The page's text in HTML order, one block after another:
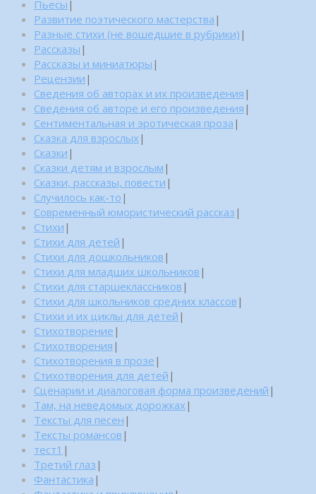
Пьесы |
Развитие поэтического мастерства |
Разные стихи (не вошедшие в рубрики) |
Рассказы |
Рассказы и миниатюры |
Рецензии |
Сведения об авторах и их произведения |
Сведения об авторе и его произведения |
Сентиментальная и эротическая проза |
Сказка для взрослых |
Сказки |
Сказки детям и взрослым |
Сказки, рассказы, повести |
Случилось как-то |
Современный юмористический рассказ |
Стихи |
Стихи для детей |
Стихи для дошкольников |
Стихи для младших школьников |
Стихи для старшеклассников |
Стихи для школьников средних классов |
Стихи и их циклы для детей |
Стихотворение |
Стихотворения |
Стихотворения в прозе |
Стихотворения для детей |
Сценарии и диалоговая форма произведений |
Там, на неведомых дорожках |
Тексты для песен |
Тексты романсов |
тест1 |
Третий глаз |
Фантастика |